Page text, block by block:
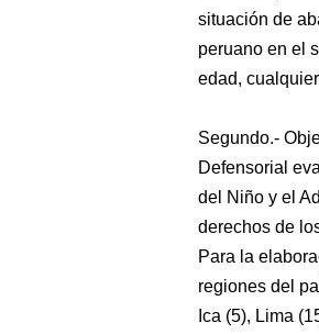
situación de
peruano en el
edad,
Segundo.-
Defensorial
del Niño y el
derechos de
Para la
regiones del
Ica (5), Lima